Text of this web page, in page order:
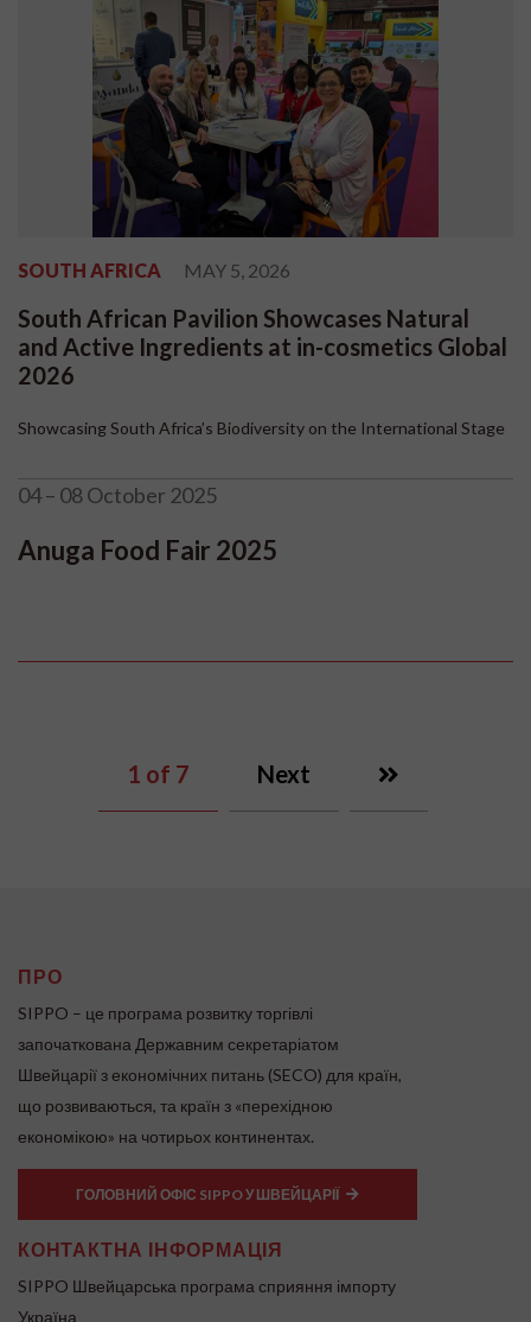
SOUTH AFRICA MAY 5, 2026
South African Pavilion Showcases Natural
and Active Ingredients at in-cosmetics Global
2026
Showcasing South Africa’s Biodiversity on the International Stage
04 – 08 October 2025
Anuga Food Fair 2025
1 of 7 Next
ПРО
SIPPO – це програма розвитку торгівлі
започаткована Державним секретаріатом
Швейцарії з економічних питань (SECO) для країн,
що розвиваються, та країн з «перехідною
економікою» на чотирьох континентах.
ГОЛОВНИЙ ОФІС SIPPO У ШВЕЙЦАРІЇ
КОНТАКТНА ІНФОРМАЦІЯ
SIPPO Швейцарська програма сприяння імпорту
Україна